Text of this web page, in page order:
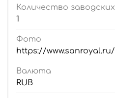
Количество
1
Фото
https://
Валюта
RUB